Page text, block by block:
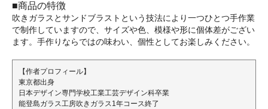
■商品の特徴
吹きガラスとサンドブラストという技法により一つひとつ手作業
で制作していますので、サイズや色、模様や形に個体差がござい
ます。手作りならではの味わい、個性としてお楽しみください。
【作者プロフィール】
東京都出身
日本デザイン専門学校工業工芸デザイン科卒業
能登島ガラス工房吹きガラス1年コース終了